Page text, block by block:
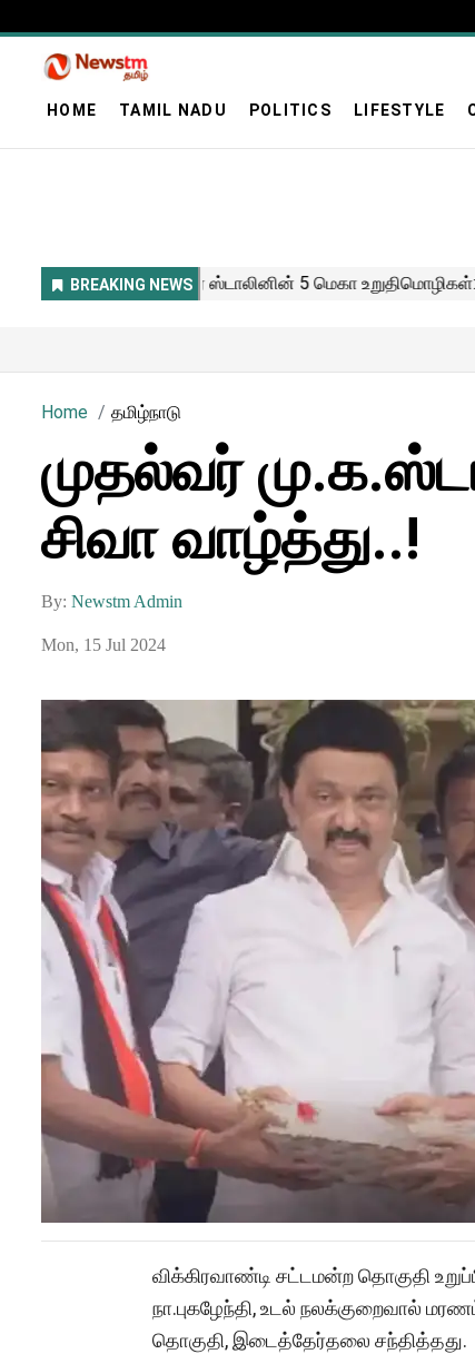
HOME TAMIL NADU POLITICS LIFESTYLE
Home தமிழ்நாடு
முதல்வர்
சிவா வாழ்த்து..!
By: Newstm Admin
Mon, 15 Jul 2024
விக்கிரவாண்டி சட்டமன்ற தொகுதி
நா.புகழேந்தி, உடல் நலக்குறைவால்
தொகுதி, இடைத்தேர்தலை சந்தித்தது.